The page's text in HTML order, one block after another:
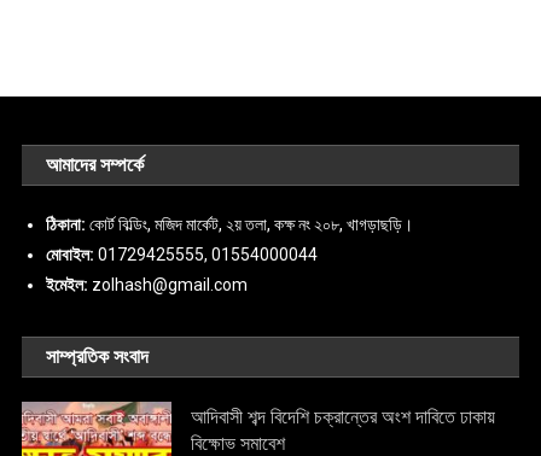
আমাদের সম্পর্কে
ঠিকানা: কোর্ট বিল্ডিং, মজিদ মার্কেট, ২য় তলা, কক্ষ নং ২০৮, খাগড়াছড়ি।
মোবাইল: 01729425555, 01554000044
ইমেইল: zolhash@gmail.com
সাম্প্রতিক সংবাদ
আদিবাসী শব্দ বিদেশি চক্রান্তের অংশ দাবিতে ঢাকায়
বিক্ষোভ সমাবেশ